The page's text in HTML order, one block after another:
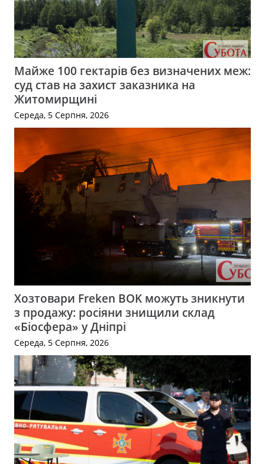
Майже 100 гектарів без визначених меж:
суд став на захист заказника на
Житомирщині
Середа, 5 Серпня, 2026
Хозтовари Freken BOK можуть зникнути
з продажу: росіяни знищили склад
«Біосфера» у Дніпрі
Середа, 5 Серпня, 2026